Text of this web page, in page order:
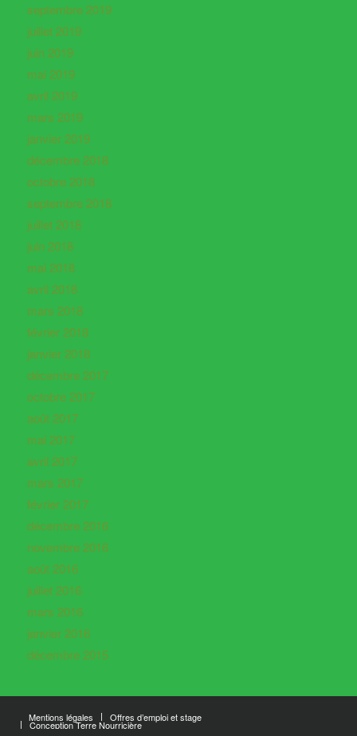
septembre 2019
juillet 2019
juin 2019
mai 2019
avril 2019
mars 2019
janvier 2019
décembre 2018
octobre 2018
septembre 2018
juillet 2018
juin 2018
mai 2018
avril 2018
mars 2018
février 2018
janvier 2018
décembre 2017
octobre 2017
août 2017
mai 2017
avril 2017
mars 2017
février 2017
décembre 2016
novembre 2016
août 2016
juillet 2016
mars 2016
janvier 2016
décembre 2015
Mentions légales Offres d’emploi et stage
Conception Terre Nourricière